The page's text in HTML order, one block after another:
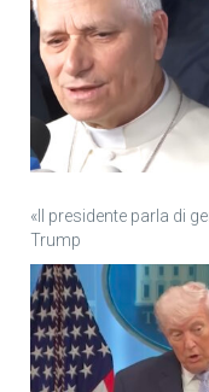
«Il presidente parla di
Trump